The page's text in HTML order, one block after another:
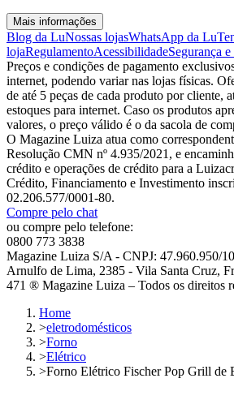
Mais informações
Blog da LuNossas lojasWhatsApp da Lu
lojaRegulamentoAcessibilidadeSegurança
Preços e condições de pagamento
internet, podendo variar nas lojas físicas.
de até 5 peças de cada produto por cliente,
estoques para internet. Caso os produtos
valores, o preço válido é o da sacola de
O Magazine Luiza atua como
Resolução CMN nº 4.935/2021, e
crédito e operações de crédito para a
Crédito, Financiamento e Investimento
02.206.577/0001-80.
Compre pelo chat
ou compre pelo telefone:
0800 773 3838
Magazine Luiza S/A - CNPJ: 47.960.950/
Arnulfo de Lima, 2385 - Vila Santa Cruz,
471 ® Magazine Luiza – Todos os direitos
Home
>eletrodomésticos
>Forno
>Elétrico
>Forno Elétrico Fischer Pop Grill de